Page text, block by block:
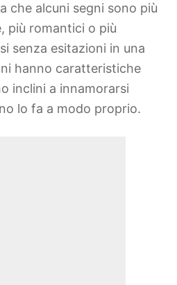
che alcuni segni sono più
più romantici o più
senza esitazioni in una
hanno caratteristiche
inclini a innamorarsi
lo fa a modo proprio.